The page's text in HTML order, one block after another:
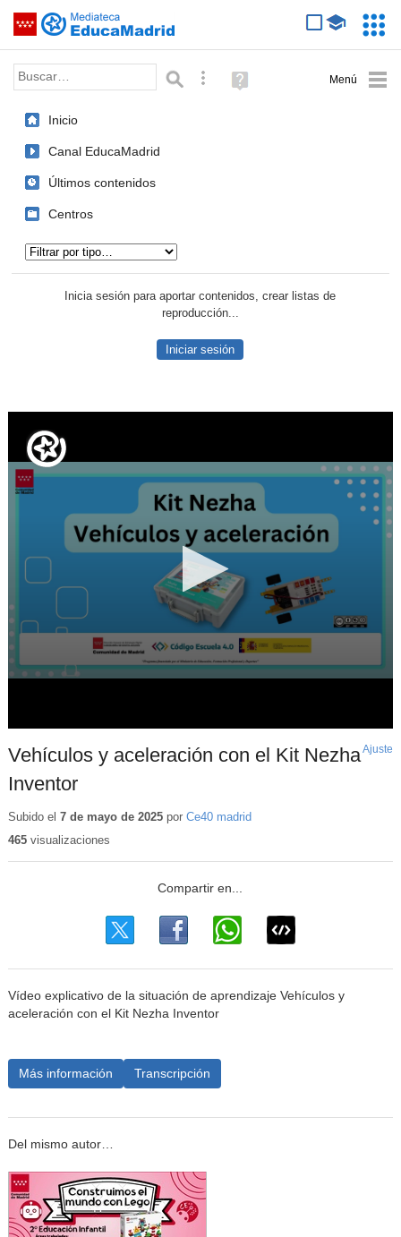
Saltar navegación
Palabra o frase: Búsqueda avanzada
Ayuda
(en
Inicio
Canal EducaMadrid
Últimos contenidos
Centros
Inicia sesión para aportar contenidos, crear listas de
reproducción...
Iniciar sesión
Vehículos y aceleración con el Kit Nezha
Inventor
Ajuste
Subido el 7 de mayo de 2025por Ce40 madrid
465visualizaciones
Vídeo explicativo de la situación de aprendizaje Vehículos y
aceleración con el Kit Nezha Inventor
Más información Transcripción
Del mismo autor…